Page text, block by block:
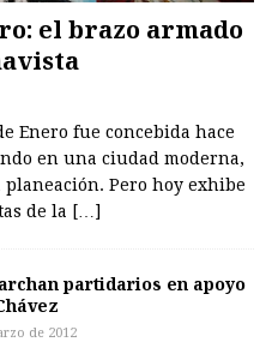
el brazo armado
Enero fue concebida hace
en una ciudad moderna,
Pero hoy exhibe
de la […]
partidarios en apoyo
de 2012